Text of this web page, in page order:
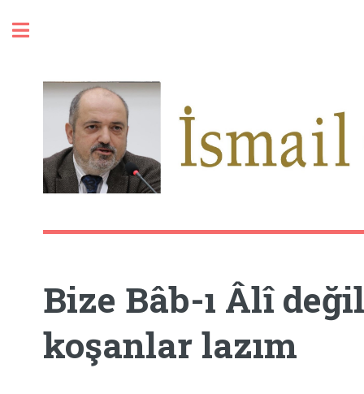
Bize Bâb-ı Âlî
koşanlar lazım